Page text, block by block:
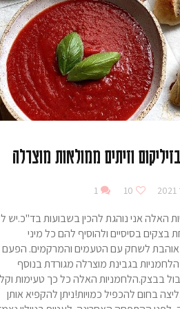
וזיתים ממולאות מוצרלה
10
1
האלה אני נוהגת להכין בשבועות בד"כ.יש
בצקים בסיסיים ולהוסיף להם כל מיני
אוהבת לשחק עם הטעמים והמרקמים. הפעם
בגבינת מוצרלה מגורדת בנוסף
בבצק.הלחמניות האלה כל כך טעימות
בחום להכפיל כמויות!ניתן להקפיא אותן